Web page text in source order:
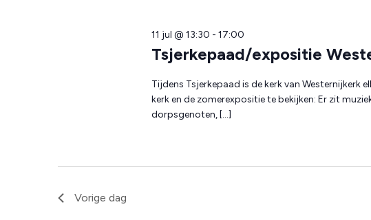
Tsjerkepaad/expositie
11 jul @ 13:30 - 17:00
Tijdens Tsjerkepaad is de kerk van Westernijkerk
kerk en de zomerexpositie te bekijken: Er zit
dorpsgenoten, […]
Vorige dag